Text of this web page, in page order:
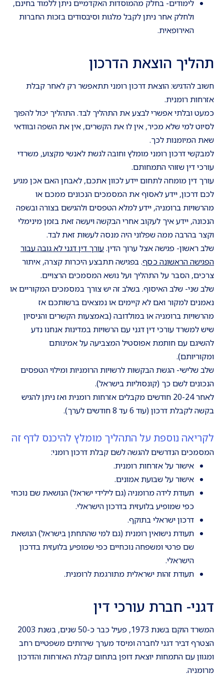
לימודים- בחלק מהמוסדות האקדמיים ניתן ללמוד בחינם,
ולחלק אחר ניתן לקבל מלגות וסיבסודים בזכות החברות
האירופאית.
תהליך הוצאת הדרכון
חשוב להדגיש: הוצאת דרכון רומני תתאפשר רק לאחר קבלת
אזרחות רומנית.
כמעט ובלתי אפשרי לבצע את התהליך לבד. התהליך יכול להפוך
לסיוט למי שלא מכיר, אין לו את הקשרים, אין את השפה ובוודאי
שאת המיומנות לכך.
למבקשי דרכון רומני מומלץ וחובה לגשת לאנשי מקצוע, משרדי
עורכי דין שזוהי התמחותם.
עורך דין מומחה לתחום יידע לכוון אתכם, לאבחן האם אכן מגיע
לכם דרכון, יידע לאסוף את המסמכים הנכונים ממכם או
מהרשויות ברומניה, יידע למלא הטפסים ולהגישם בצורה ובשפה
הנכונה, יידע איך לעקוב אחרי הבקשה ויעשה זאת בזמן מינימלי
וקצר בהרבה ממה שפלוני היה מנסה לעשות זאת לבד.
שלב ראשון- פגישה אצל ערוך הדין.עורך דין דגני לא גובה עבור
הפגישה הראשונה כסף. בפגישה תתבצע היכרות קצרה, איתור
צרכים, הסבר על התהליך ועל נושא המסמכים הרצויים.
שלב שני- שלב האיסוף. בשלב זה יש צורך במסמכים המקוריים או
נאמנים למקור ואם לא קיימים או נמצאים ברשותכם אז
מהרשויות ברומניה או במולדובה (באמצעות הקשרים והניסיון
שיש למשרד עורכי דין דגני עם הרשויות במדינות אנחנו נדע
להשיגם עם חותמת אפוסטיל המצביעה על אמינותם
ומקוריותם).
שלב שלישי- הגשת הבקשות לרשויות הרומניות ומילוי הטפסים
הנכונים לשם כך (קונסוליות בישראל).
לאחר 20-24 חודשים מקבלים אזרחות רומנית ואז ניתן להגיש
בקשה לקבלת דרכון (עוד 6 עד 8 חודשים לערך).
לקריאה נוספת על התהליך מומלץ להיכנס לדף זה
המסמכים הנדרשים להגשה לשם קבלת דרכון רומני:
אישור על אזרחות רומנית.
אישור על שבועת אמונים.
תעודת לידה מרומניה (גם לילידי ישראל) הנושאת שם נוכחי
כפי שמופיע בלועזית בדרכון הישראלי.
דרכון ישראלי בתוקף.
תעודת נישואין רומנית (גם למי שהתחתן בישראל) הנושאת
שם פרטי ומשפחה נוכחיים כפי שמופיע בלועזית בדרכון
הישראלי.
תעודת זהות ישראלית מתורגמת לרומנית.
דגני- חברת עורכי דין
המשרד הוקם בשנת 1973, פעיל כבר כ-50 שנים, בשנת 2003
הצטרף דביר דגני לחברה ומיסד מערך שירותים משפטיים רחב
ומגוון עם התמחות יוצאת דופן בתחום קבלת האזרחות והדרכון
מרומניה.